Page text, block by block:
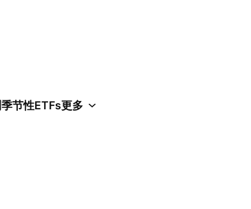
季节性ETFs更多